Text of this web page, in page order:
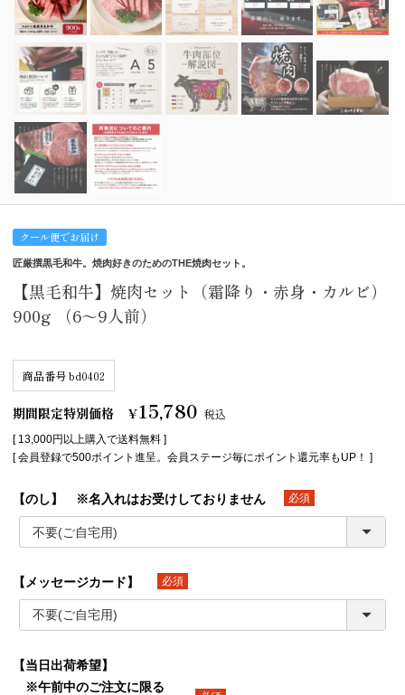
クール便でお届け
匠厳撰黒毛和牛。焼肉好きのためのTHE焼肉セット。
【黒毛和牛】焼肉セット（霜降り・赤身・カルビ）
900g （6～9人前）
商品番号bd0402
期間限定特別価格 ¥15,780 税込
[ 13,000円以上購入で送料無料 ]
[ 会員登録で500ポイント進呈。会員ステージ毎にポイント還元率もUP！ ]
【のし】 ※名入れはお受けしておりません
(必須)
【メッセージカード】
(必須)
【当日出荷希望】
※午前中のご注文に限る